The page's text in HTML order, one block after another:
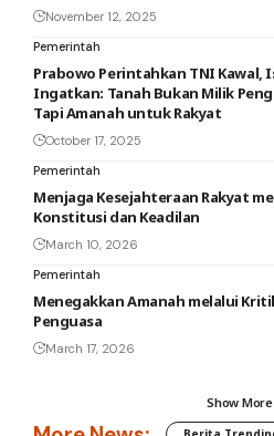
November 12, 2025
Pemerintah
Prabowo Perintahkan TNI Kawal,
Ingatkan: Tanah Bukan Milik
Tapi Amanah untuk Rakyat
October 17, 2025
Pemerintah
Menjaga Kesejahteraan Rakyat
Konstitusi dan Keadilan
March 10, 2026
Pemerintah
Menegakkan Amanah melalui
Penguasa
March 17, 2026
Show More